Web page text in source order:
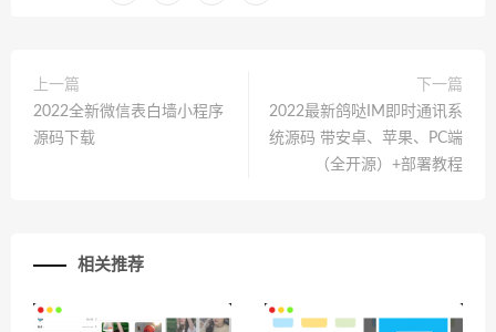
上一篇
2022全新微信表白墙小程序
源码下载
下一篇
2022最新鸽哒IM即时通讯系
统源码 带安卓、苹果、PC端
（全开源）+部署教程
相关推荐